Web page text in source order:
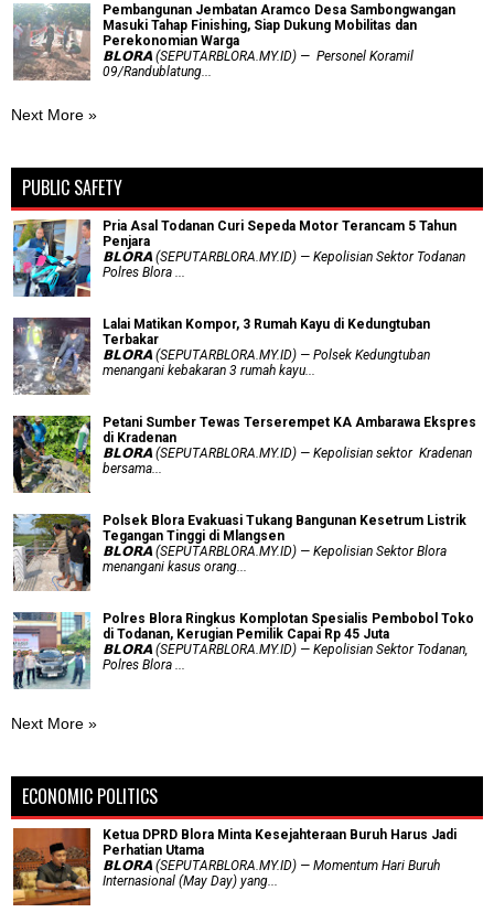
Pembangunan Jembatan Aramco Desa Sambongwangan
Masuki Tahap Finishing, Siap Dukung Mobilitas dan
Perekonomian Warga
𝗕𝗟𝗢𝗥𝗔 (SEPUTARBLORA.MY.ID) — Personel Koramil
09/Randublatung...
Next More »
PUBLIC SAFETY
Pria Asal Todanan Curi Sepeda Motor Terancam 5 Tahun
Penjara
𝗕𝗟𝗢𝗥𝗔 (SEPUTARBLORA.MY.ID) — Kepolisian Sektor Todanan
Polres Blora ...
Lalai Matikan Kompor, 3 Rumah Kayu di Kedungtuban
Terbakar
𝗕𝗟𝗢𝗥𝗔 (SEPUTARBLORA.MY.ID) — Polsek Kedungtuban
menangani kebakaran 3 rumah kayu...
Petani Sumber Tewas Terserempet KA Ambarawa Ekspres
di Kradenan
𝗕𝗟𝗢𝗥𝗔 (SEPUTARBLORA.MY.ID) — Kepolisian sektor Kradenan
bersama...
Polsek Blora Evakuasi Tukang Bangunan Kesetrum Listrik
Tegangan Tinggi di Mlangsen
𝗕𝗟𝗢𝗥𝗔 (SEPUTARBLORA.MY.ID) — Kepolisian Sektor Blora
menangani kasus orang...
Polres Blora Ringkus Komplotan Spesialis Pembobol Toko
di Todanan, Kerugian Pemilik Capai Rp 45 Juta
𝗕𝗟𝗢𝗥𝗔 (SEPUTARBLORA.MY.ID) — Kepolisian Sektor Todanan,
Polres Blora ...
Next More »
ECONOMIC POLITICS
Ketua DPRD Blora Minta Kesejahteraan Buruh Harus Jadi
Perhatian Utama
​𝗕𝗟𝗢𝗥𝗔 (SEPUTARBLORA.MY.ID) — Momentum Hari Buruh
Internasional (May Day) yang...